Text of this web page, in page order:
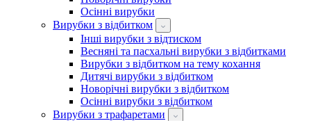
Осінні вирубки
Вирубки з відбитком
Інші вирубки з відтиском
Весняні та пасхальні вирубки з відбитками
Вирубки з відбитком на тему кохання
Дитячі вирубки з відбитком
Новорічні вирубки з відбитком
Осінні вирубки з відбитком
Вирубки з трафаретами